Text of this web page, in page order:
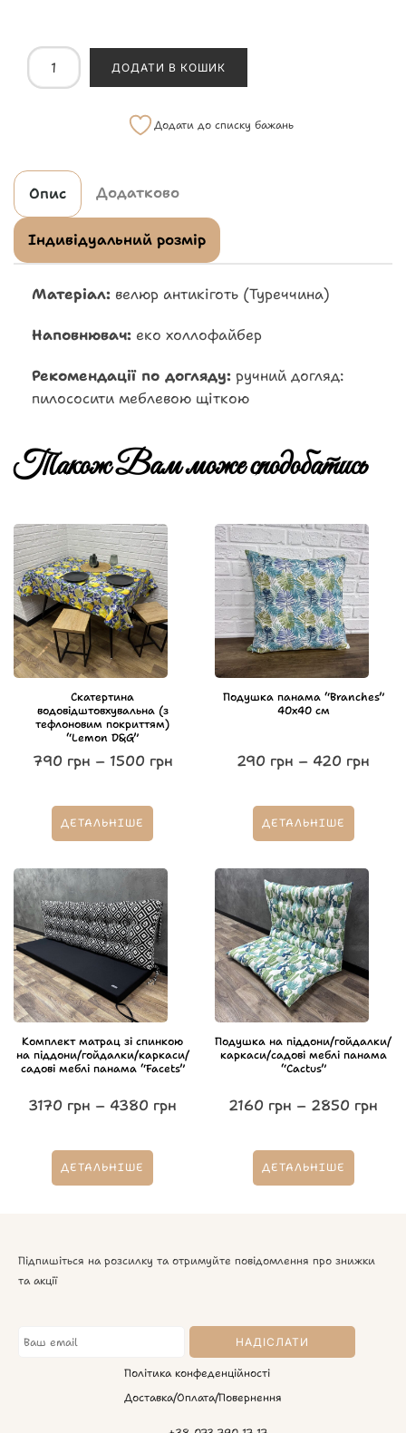
ДОДАТИ В КОШИК
Додати до списку бажань
Опис Додатково
Індивідуальний розмір
Матеріал: велюр антикіготь (Туреччина)
Наповнювач: еко холлофайбер
Рекомендації по догляду: ручний догляд:
пилососити меблевою щіткою
Також Вам може сподобатись
Скатертина
водовідштовхувальна (з
тефлоновим покриттям)
“Lemon D&G”
790 грн – 1500 грн
ДЕТАЛЬНІШЕ
Подушка панама “Branches”
40х40 см
290 грн – 420 грн
ДЕТАЛЬНІШЕ
Комплект матрац зі спинкою
на піддони/гойдалки/каркаси/
садові меблі панама “Facets”
3170 грн – 4380 грн
ДЕТАЛЬНІШЕ
Подушка на піддони/гойдалки/
каркаси/садові меблі панама
“Cactus”
2160 грн – 2850 грн
ДЕТАЛЬНІШЕ
Підпишіться на розсилку та отримуйте повідомлення про знижки
та акції
Політика конфеденційності
Доставка/Оплата/Повернення